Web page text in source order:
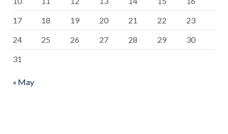
17
18 19 20 21 22
23
24
25 26 27 28 29
30
31
« May